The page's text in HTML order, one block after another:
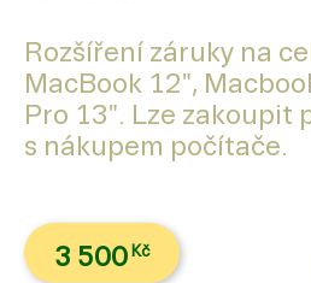
Rozšíření záruky na
MacBook 12",
Pro 13". Lze zakoupit
s nákupem počítače.
3 500 Kč